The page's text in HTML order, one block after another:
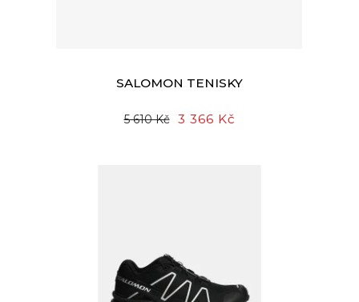
SALOMON TENISKY
5 610 Kč 3 366 Kč